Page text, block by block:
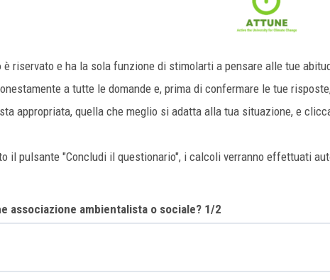
è riservato e ha la sola funzione di stimolarti a pensare alle tue
a tutte le domande e, prima di confermare le tue
appropriata, quella che meglio si adatta alla tua situazione, e
il pulsante "Concludi il questionario", i calcoli verranno effettuati
associazione ambientalista o sociale? 1/2